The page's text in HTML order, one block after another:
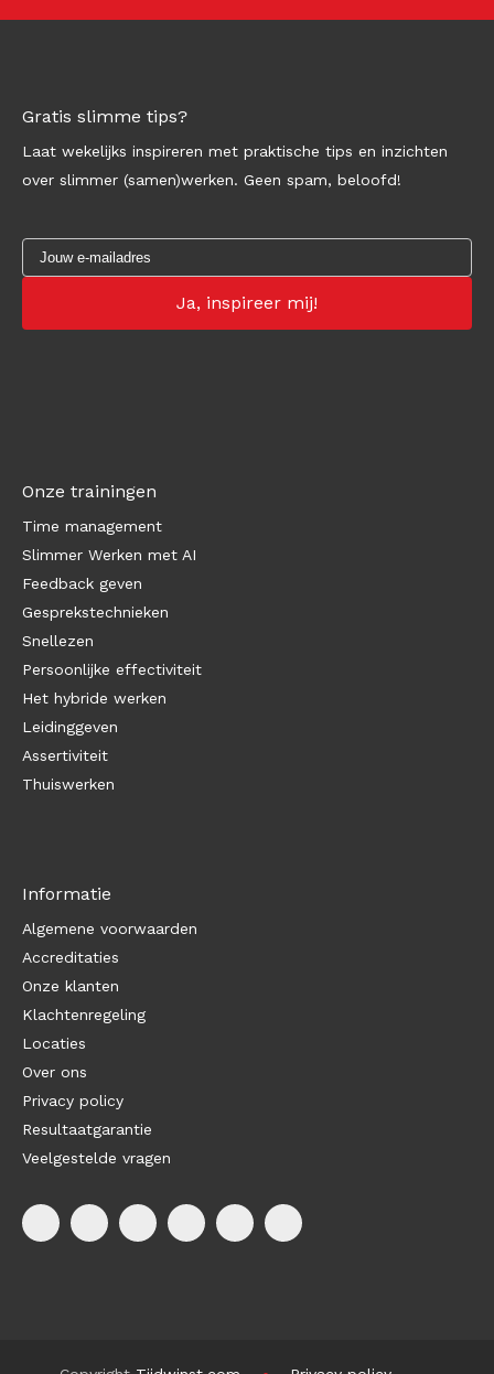
Gratis slimme tips?
Laat wekelijks inspireren met praktische tips en inzichten
over slimmer (samen)werken. Geen spam, beloofd!
Onze trainingen
Time management
Slimmer Werken met AI
Feedback geven
Gesprekstechnieken
Snellezen
Persoonlijke effectiviteit
Het hybride werken
Leidinggeven
Assertiviteit
Thuiswerken
Informatie
Algemene voorwaarden
Accreditaties
Onze klanten
Klachtenregeling
Locaties
Over ons
Privacy policy
Resultaatgarantie
Veelgestelde vragen